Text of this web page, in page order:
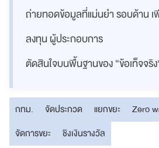
ถ่ายทอดข้อมูลที่แม่นยำ รอบด้าน
ลงทุน ผู้ประกอบการ
ตัดสินใจบนพื้นฐานของ “ข้อเท็จจริง
กทม. จัดประกวด แยกขยะ Zero
จัดการขยะ
ชิงเงินรางวัล